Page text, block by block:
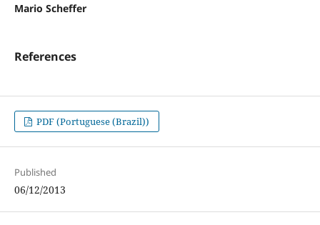
Mario Scheffer
References
PDF (Portuguese (Brazil))
Published
06/12/2013